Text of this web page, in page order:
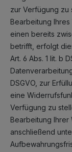
zur Verfügung zu
Bearbeitung
einen bereits
betrifft, erfolgt
Art. 6 Abs. 1 lit. b
DSGVO, zur
eine
Verfügung zu
Bearbeitung Ihrer
anschließend